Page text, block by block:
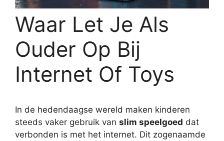
Waar Let Je Als
Ouder Op Bij
Internet Of Toys
In de hedendaagse wereld maken kinderen
steeds vaker gebruik van slim speelgoed dat
verbonden is met het internet. Dit zogenaamde